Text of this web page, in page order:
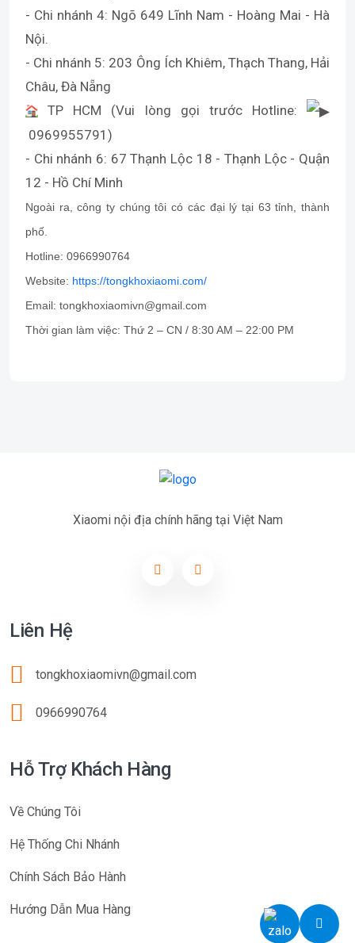
- Chi nhánh 4: Ngõ 649 Lĩnh Nam - Hoàng Mai - Hà
Nội.
- Chi nhánh 5: 203 Ông Ích Khiêm, Thạch Thang, Hải
Châu, Đà Nẵng
TP HCM (Vui lòng gọi trước Hotline:
0969955791)
- Chi nhánh 6: 67 Thạnh Lộc 18 - Thạnh Lộc - Quận
12 - Hồ Chí Minh
Ngoài ra, công ty chúng tôi có các đại lý tại 63 tỉnh, thành
phố.
Hotline: 0966990764
Website: https://tongkhoxiaomi.com/
Email: tongkhoxiaomivn@gmail.com
Thời gian làm việc: Thứ 2 – CN / 8:30 AM – 22:00 PM
Xiaomi nội địa chính hãng tại Việt Nam
Liên Hệ
tongkhoxiaomivn@gmail.com
0966990764
Hỗ Trợ Khách Hàng
Về Chúng Tôi
Hệ Thống Chi Nhánh
Chính Sách Bảo Hành
Hướng Dẫn Mua Hàng